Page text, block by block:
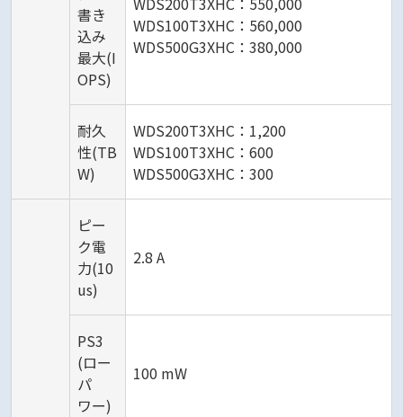
書き
込み
最大(I
OPS)
WDS100T3XHC：560,000
WDS500G3XHC：380,000
耐久
性(TB
W)
WDS200T3XHC：1,200
WDS100T3XHC：600
WDS500G3XHC：300
ピー
ク電
力(10
us)
2.8 A
PS3
(ロー
パ
ワー)
100 mW